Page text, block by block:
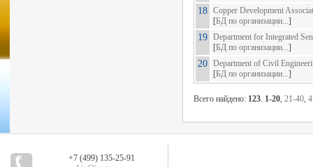
18 Copper Development
[БД по организации...]
19 Department for Integrated
[БД по организации...]
20 Department of Civil
[БД по организации...]
Всего найдено: 123. 1-20, 21-40,
+7 (499) 135-25-91